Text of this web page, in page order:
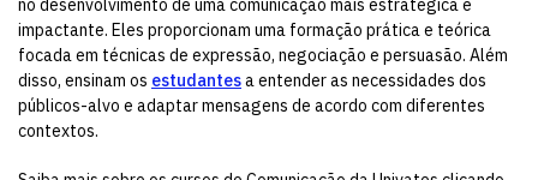
no desenvolvimento de uma comunicação mais estratégica e
impactante. Eles proporcionam uma formação prática e teórica
focada em técnicas de expressão, negociação e persuasão. Além
disso, ensinam os estudantesa entender as necessidades dos
públicos-alvo e adaptar mensagens de acordo com diferentes
contextos.